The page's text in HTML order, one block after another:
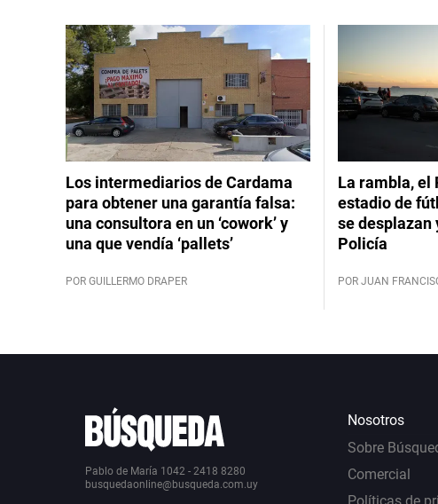
Los intermediarios de Cardama
para obtener una garantía falsa:
una consultora en un ‘cowork’ y
una que vendía ‘pallets’
POR GUILLERMO DRAPER
La rambla, el
estadio de
se desplazan
Policía
POR JUAN
Pablo de María 1042 - 2418 8280
busquedaonline@busqueda.com.uy
Nosotros
Sobre
Comercial